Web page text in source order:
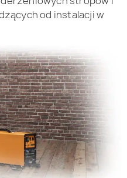
od instalacji w